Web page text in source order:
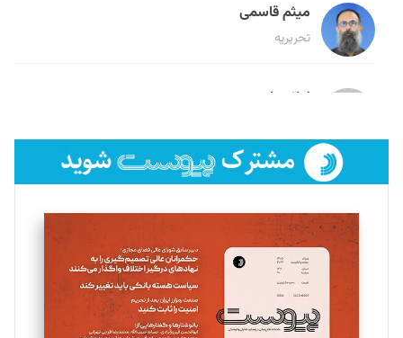
میثم قاسمی
تحریریه
لیلا حنارود
فائزه فتحی رستمی
تحریریه
سروش کرمیان
تحریریه